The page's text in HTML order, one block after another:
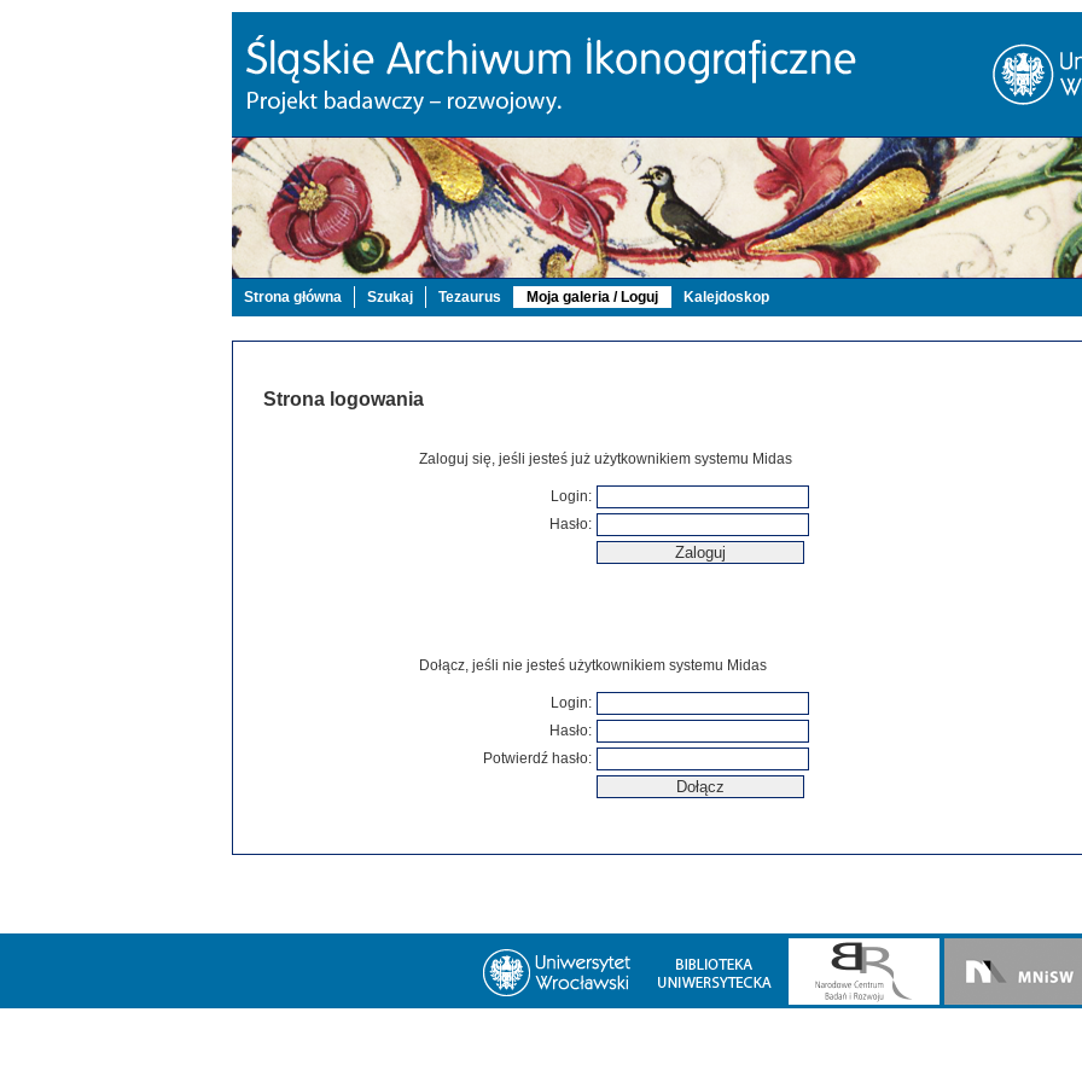
Strona główna Szukaj Tezaurus Moja galeria / Loguj Kalejdoskop
Strona logowania
Zaloguj się, jeśli jesteś już użytkownikiem systemu Midas
Login:
Hasło:
Dołącz, jeśli nie jesteś użytkownikiem systemu Midas
Login:
Hasło:
Potwierdź hasło: